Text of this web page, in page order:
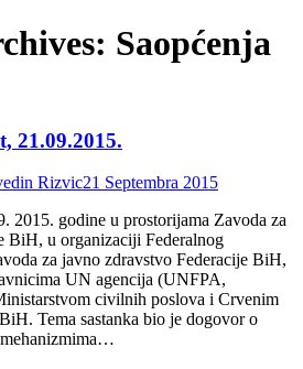
Saopćenja
21.09.2015.
Rizvic21 Septembra 2015
2015. godine u prostorijama Zavoda za
BiH, u organizaciji Federalnog
za javno zdravstvo Federacije BiH,
UN agencija (UNFPA,
civilnih poslova i Crvenim
Tema sastanka bio je dogovor o